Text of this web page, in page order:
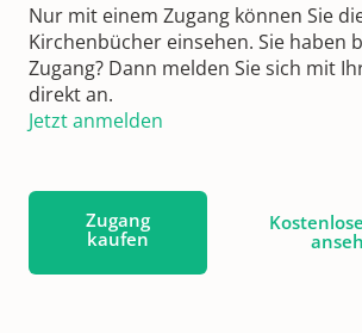
Nur mit einem Zugang können Sie
Kirchenbücher einsehen. Sie haben
Zugang? Dann melden Sie sich mit
direkt an.
Jetzt anmelden
Zugang
kaufen